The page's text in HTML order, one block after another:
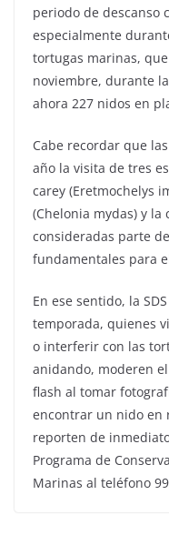
periodo de descanso
especialmente
tortugas marinas,
noviembre, durante
ahora 227 nidos en
Cabe recordar que
año la visita de tres
carey (Eretmochelys
(Chelonia mydas) y la
consideradas parte
fundamentales para
En ese sentido, la
temporada, quienes
o interferir con las
anidando, moderen
flash al tomar
encontrar un nido en
reporten de
Programa de
Marinas al teléfono